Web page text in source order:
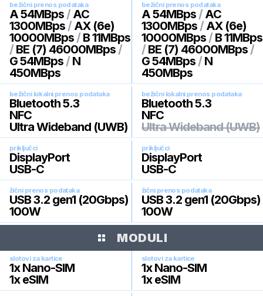
bežični prenos podataka
A 54MBps / AC
1300MBps / AX (6e)
10000MBps / B 11MBps
/ BE (7) 46000MBps /
G 54MBps / N
450MBps
bežični prenos podataka
A 54MBps / AC
1300MBps / AX (6e)
10000MBps / B 11MBps
/ BE (7) 46000MBps /
G 54MBps / N
450MBps
bežični lokalni prenos podataka
Bluetooth 5.3
NFC
Ultra Wideband (UWB)
bežični lokalni prenos podataka
Bluetooth 5.3
NFC
Ultra Wideband (UWB)
priključci
DisplayPort
USB-C
priključci
DisplayPort
USB-C
žični prenos podataka
USB 3.2 gen1 (20Gbps)
100W
žični prenos podataka
USB 3.2 gen1 (20Gbps)
100W
MODULI
slotovi za kartice
1x Nano-SIM
1x eSIM
slotovi za kartice
1x Nano-SIM
1x eSIM